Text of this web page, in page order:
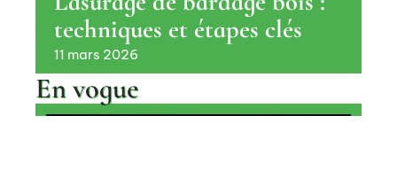
techniques et étapes clés
11 mars 2026
En vogue